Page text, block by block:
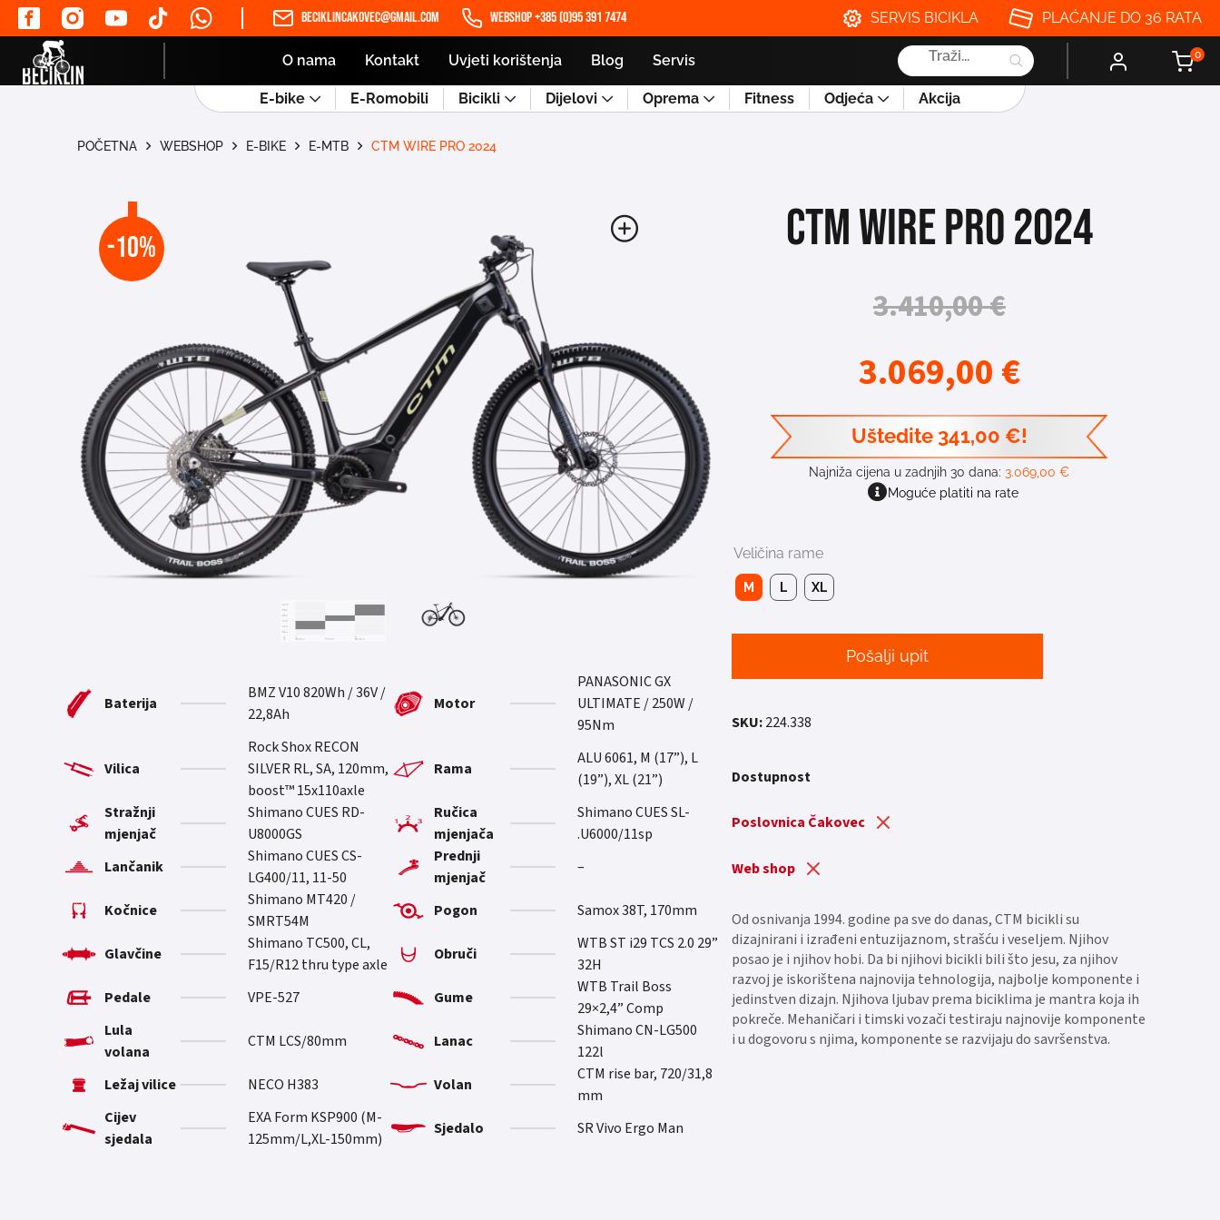
beciklincakovec@gmail.com WEBSHOP +385 (0)95 391 7474 SERVIS BICIKLA PLAĆANJE DO 36 RATA
O nama Kontakt Uvjeti korištenja Blog Servis
Products
search
0
E-bike E-Romobili Bicikli Dijelovi Oprema Fitness Odjeća Akcija
POČETNA WEBSHOP E-BIKE E-MTB CTM WIRE PRO 2024
-10%
Motor
PANASONIC GX
ULTIMATE / 250W /
95Nm
Baterija
BMZ V10 820Wh / 36V /
22,8Ah
Rama
ALU 6061, M (17”), L
(19”), XL (21”)
Vilica
Rock Shox RECON
SILVER RL, SA, 120mm,
boost™ 15x110axle
Ručica
mjenjača
Shimano CUES SL-
U6000/11sp.
Stražnji
mjenjač
Shimano CUES RD-
U8000GS
Prednji
mjenjač
–
Lančanik
Shimano CUES CS-
LG400/11, 11-50
Pogon
Samox 38T, 170mm
Kočnice
Shimano MT420 /
SMRT54M
Obruči
WTB ST i29 TCS 2.0 29”
32H
Glavčine
Shimano TC500, CL,
F15/R12 thru type axle
Gume
WTB Trail Boss
29×2,4” Comp
Pedale VPE-527
Lanac
Shimano CN-LG500
122l
Lula
volana
CTM LCS/80mm
Volan
CTM rise bar, 720/31,8
mm
Ležaj vilice NECO H383
Sjedalo SR Vivo Ergo Man
Cijev
sjedala
EXA Form KSP900 (M-
125mm/L,XL-150mm)
CTM WIRE PRO 2024
3.410,00€
3.069,00€
Uštedite 341,00 €!
Najniža cijena u zadnjih 30 dana:3.069,00€
Moguće platiti na rate
Veličina rame
M L XL
Pošalji upit
SKU:224.338
Dostupnost
Poslovnica Čakovec
Web shop
Od osnivanja 1994. godine pa sve do danas, CTM bicikli su
dizajnirani i izrađeni entuzijaznom, strašću i veseljem. Njihov
posao je i njihov hobi. Da bi njihovi bicikli bili što jesu, za njihov
razvoj je iskorištena najnovija tehnologija, najbolje komponente i
jedinstven dizajn. Njihova ljubav prema biciklima je mantra koja ih
pokreče. Mehaničari i timski vozači testiraju najnovije komponente
i u dogovoru s njima, komponente se razvijaju do savršenstva.